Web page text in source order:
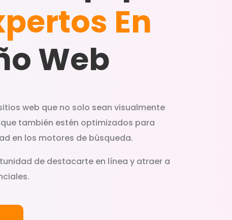
En
Web
web que no solo sean visualmente
también estén optimizados para
en los motores de búsqueda.
de destacarte en línea y atraer a